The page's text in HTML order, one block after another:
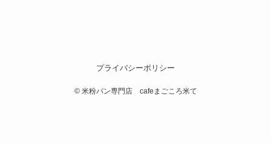
プライバシーポリシー
©米粉パン専門店 cafeまごころ米て